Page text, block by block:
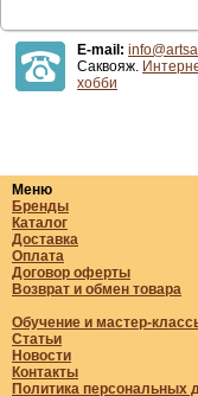
E-mail:
Саквояж.
хобби
Меню
Бренды
Каталог
Доставка
Оплата
Договор оферты
Возврат и обмен товара
Обучение и мастер-
Статьи
Новости
Контакты
Политика персональных